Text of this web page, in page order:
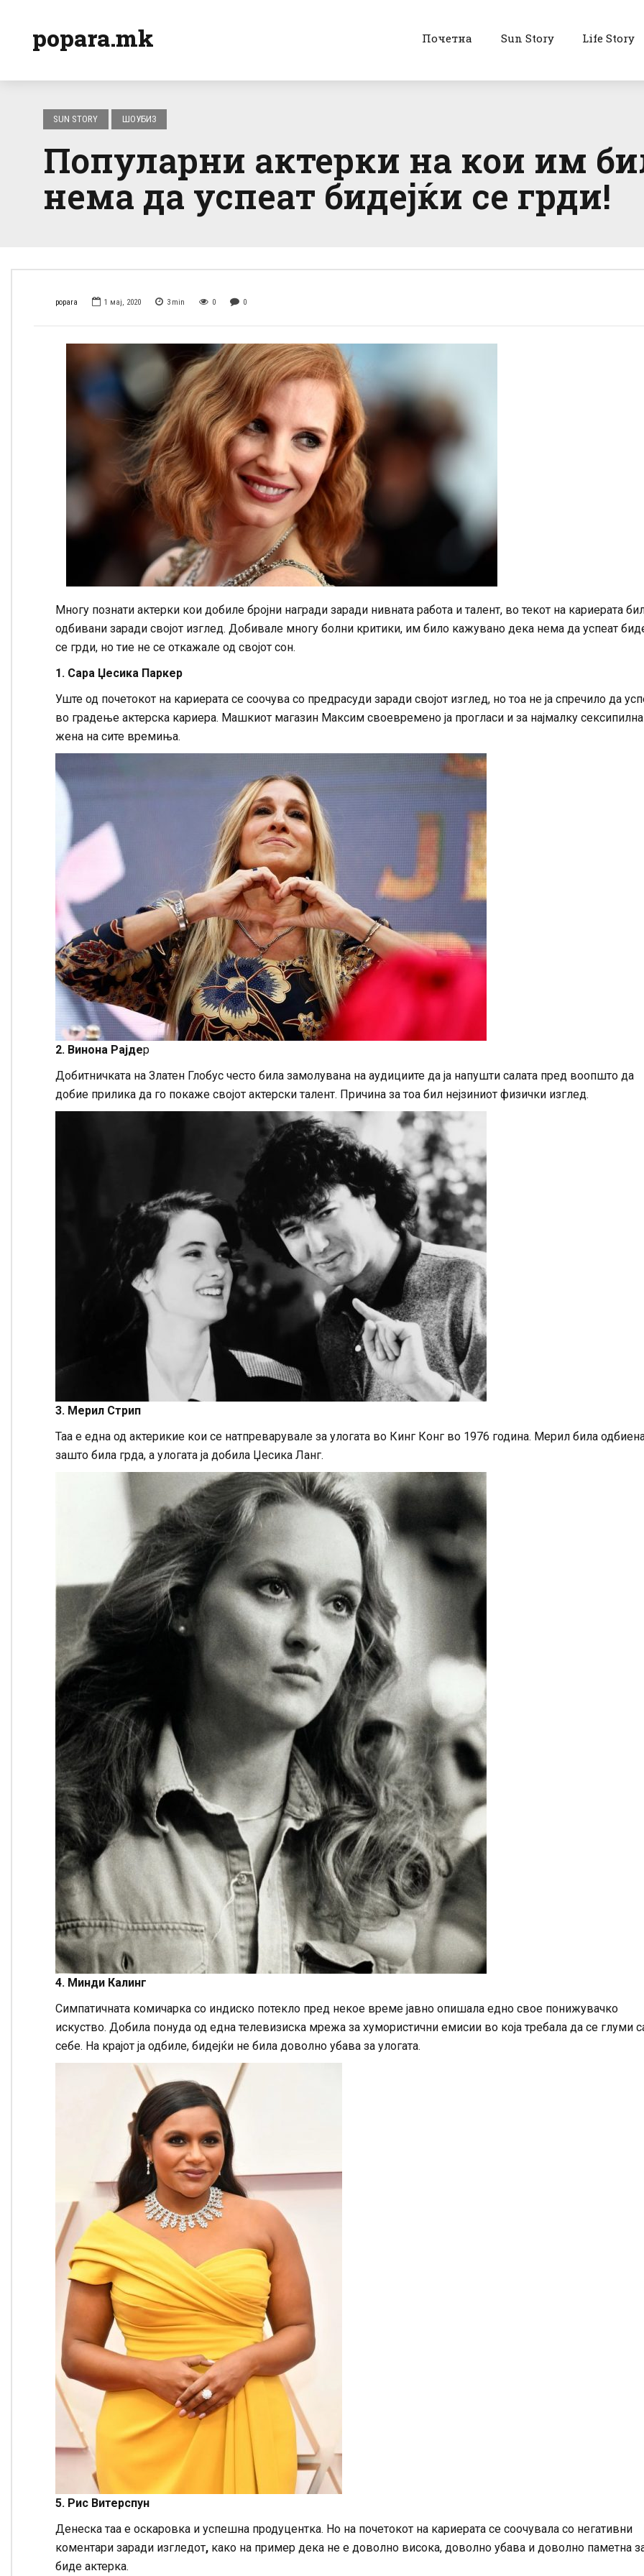
popara.mk Почетна Sun Story Life Story
SUN STORY ШОУБИЗ
Популарни актерки на кои им
нема да успеат бидејќи се грди!
popara 1 мај, 2020 3 min 0 0
Многу познати актерки кои добиле бројни награди заради нивната работа и талент, во текот на кариерата
одбивани заради својот изглед. Добивале многу болни критики, им било кажувано дека нема да успеат
се грди, но тие не се откажале од својот сон.
1. Сара Џесика Паркер
Уште од почетокот на кариерата се соочува со предрасуди заради својот изглед, но тоа не ја спречило да
во градење актерска кариера. Машкиот магазин Максим своевремено ја прогласи и за најмалку сексипилна
жена на сите времиња.
2. Винона Рајдер
Добитничката на Златен Глобус често била замолувана на аудициите да ја напушти салата пред воопшто да
добие прилика да го покаже својот актерски талент. Причина за тоа бил нејзиниот физички изглед.
3. Мерил Стрип
Таа е една од актерикие кои се натпреварувале за улогата во Кинг Конг во 1976 година. Мерил била
зашто била грда, а улогата ја добила Џесика Ланг.
4. Минди Калинг
Симпатичната комичарка со индиско потекло пред некое време јавно опишала едно свое понижувачко
искуство. Добила понуда од една телевизиска мрежа за хумористични емисии во која требала да се глуми
себе. На крајот ја одбиле, бидејќи не била доволно убава за улогата.
5. Рис Витерспун
Денеска таа е оскаровка и успешна продуцентка. Но на почетокот на кариерата се соочувала со негативни
коментари заради изгледот, како на пример дека не е доволно висока, доволно убава и доволно паметна
биде актерка.